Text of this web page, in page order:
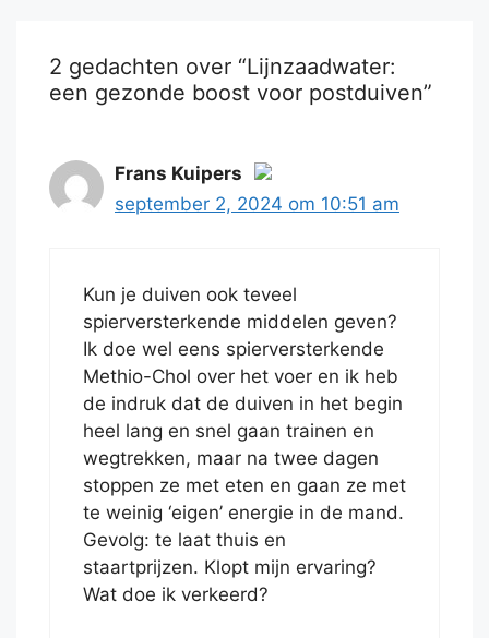
2 gedachten over “Lijnzaadwater:
een gezonde boost voor postduiven”
Frans Kuipers
De echte persoon badge!
Anti-Spam by CleanTalk.
september 2, 2024 om 10:51 am
Kun je duiven ook teveel
spierversterkende middelen geven?
Ik doe wel eens spierversterkende
Methio-Chol over het voer en ik heb
de indruk dat de duiven in het begin
heel lang en snel gaan trainen en
wegtrekken, maar na twee dagen
stoppen ze met eten en gaan ze met
te weinig ‘eigen’ energie in de mand.
Gevolg: te laat thuis en
staartprijzen. Klopt mijn ervaring?
Wat doe ik verkeerd?